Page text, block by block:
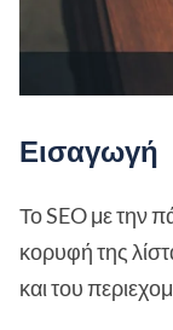
Εισαγωγή
Το SEO με την
κορυφή της
και του